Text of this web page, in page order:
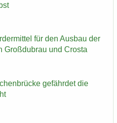
für den Aus­bau der
Groß­du­brau und Crosta
ge­fähr­det die